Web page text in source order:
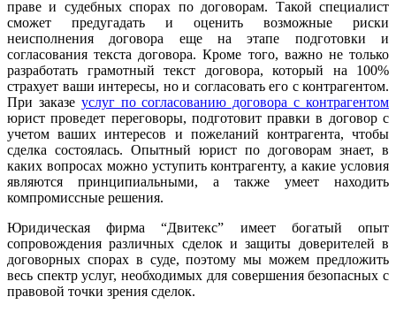
праве и судебных спорах по договорам. Такой специалист
сможет предугадать и оценить возможные риски
неисполнения договора еще на этапе подготовки и
согласования текста договора. Кроме того, важно не только
разработать грамотный текст договора, который на 100%
страхует ваши интересы, но и согласовать его с контрагентом.
При заказе услуг по согласованию договора с контрагентом
юрист проведет переговоры, подготовит правки в договор с
учетом ваших интересов и пожеланий контрагента, чтобы
сделка состоялась. Опытный юрист по договорам знает, в
каких вопросах можно уступить контрагенту, а какие условия
являются принципиальными, а также умеет находить
компромиссные решения.
Юридическая фирма “Двитекс” имеет богатый опыт
сопровождения различных сделок и защиты доверителей в
договорных спорах в суде, поэтому мы можем предложить
весь спектр услуг, необходимых для совершения безопасных с
правовой точки зрения сделок.